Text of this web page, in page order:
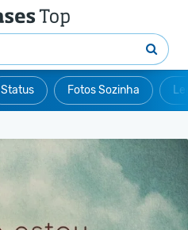
Status Fotos Sozinha